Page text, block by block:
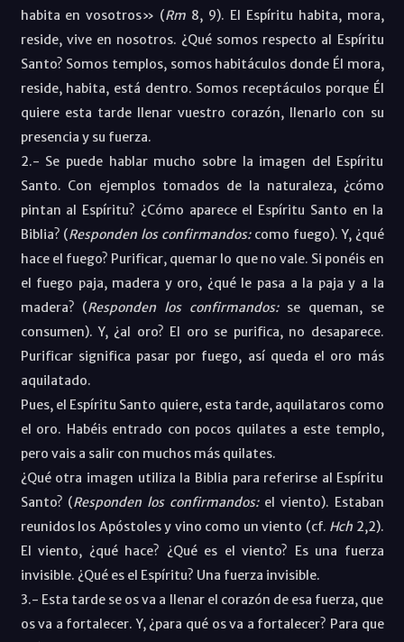
habita en vosotros» (Rm 8, 9). El Espíritu habita, mora,
reside, vive en nosotros. ¿Qué somos respecto al Espíritu
Santo? Somos templos, somos habitáculos donde Él mora,
reside, habita, está dentro. Somos receptáculos porque Él
quiere esta tarde llenar vuestro corazón, llenarlo con su
presencia y su fuerza.
2.- Se puede hablar mucho sobre la imagen del Espíritu
Santo. Con ejemplos tomados de la naturaleza, ¿cómo
pintan al Espíritu? ¿Cómo aparece el Espíritu Santo en la
Biblia? (Responden los confirmandos: como fuego). Y, ¿qué
hace el fuego? Purificar, quemar lo que no vale. Si ponéis en
el fuego paja, madera y oro, ¿qué le pasa a la paja y a la
madera? (Responden los confirmandos: se queman, se
consumen). Y, ¿al oro? El oro se purifica, no desaparece.
Purificar significa pasar por fuego, así queda el oro más
aquilatado.
Pues, el Espíritu Santo quiere, esta tarde, aquilataros como
el oro. Habéis entrado con pocos quilates a este templo,
pero vais a salir con muchos más quilates.
¿Qué otra imagen utiliza la Biblia para referirse al Espíritu
Santo? (Responden los confirmandos: el viento). Estaban
reunidos los Apóstoles y vino como un viento (cf. Hch 2,2).
El viento, ¿qué hace? ¿Qué es el viento? Es una fuerza
invisible. ¿Qué es el Espíritu? Una fuerza invisible.
3.- Esta tarde se os va a llenar el corazón de esa fuerza, que
os va a fortalecer. Y, ¿para qué os va a fortalecer? Para que